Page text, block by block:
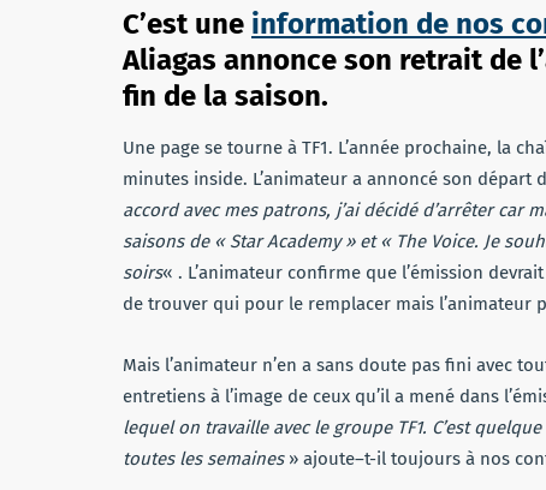
C’est une information de nos
Aliagas annonce son retrait de
fin de la saison.
Une page se tourne à TF1. L’année prochaine, la
minutes inside. L’animateur a annoncé son départ
accord avec mes patrons, j’ai décidé d’arrêter car
saisons de « Star Academy » et « The Voice. Je
soirs« . L’animateur confirme que l’émission
de trouver qui pour le remplacer mais l’animateur
Mais l’animateur n’en a sans doute pas fini avec
entretiens à l’image de ceux qu’il a mené dans
lequel on travaille avec le groupe TF1. C’est
toutes les semaines» ajoute–t-il toujours à nos